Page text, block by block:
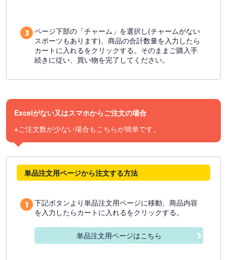
ページ下部の「チャーム」を選択し(チャームがない
スポーツもあります)、商品の合計数量を入力したら
カートに入れるをクリックする。そのままご購入手
続きに従い、買い物を完了してください。
Excelがない又はスマホからご注文の場合
※ご注文数が少ない場合もこちらが簡単です。
単品注文用ページから注文する方法
下記ボタンより単品注文用ページに移動、商品内容
を入力したらカートに入れるをクリックする。
単品注文用ページはこちら